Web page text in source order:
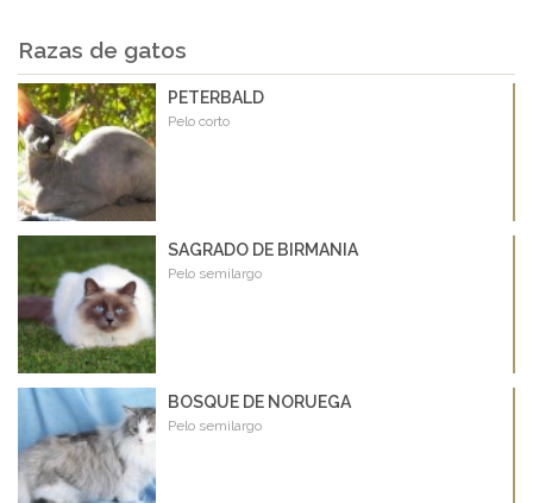
Razas de gatos
PETERBALD
Pelo corto
SAGRADO DE BIRMANIA
Pelo semilargo
BOSQUE DE NORUEGA
Pelo semilargo